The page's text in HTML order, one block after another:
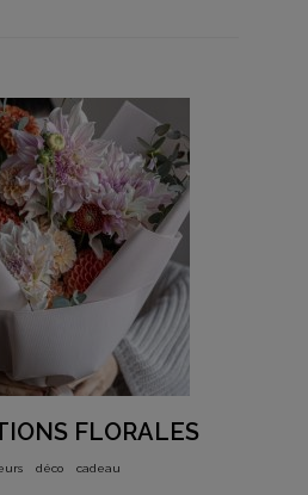
FLORALES
déco cadeau